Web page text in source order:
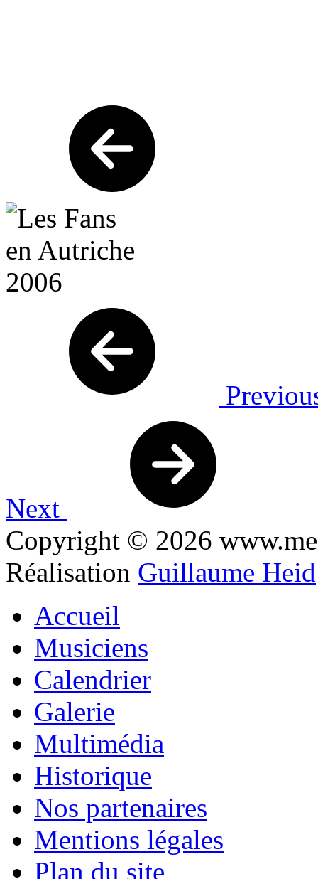
Next
Copyright © 2026
Réalisation Guillaume Heid
Accueil
Musiciens
Calendrier
Galerie
Multimédia
Historique
Nos partenaires
Mentions légales
Plan du site